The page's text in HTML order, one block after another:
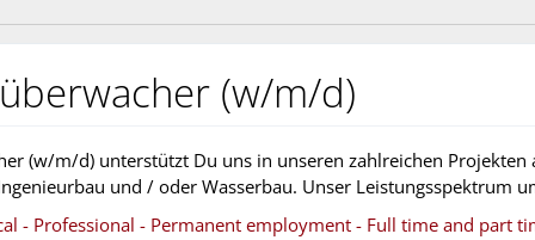
(w/m/d)
(w/m/d) unterstützt Du uns in unseren zahlreichen Projekten
und / oder Wasserbau. Unser Leistungsspektrum
- Professional - Permanent employment - Full time and part